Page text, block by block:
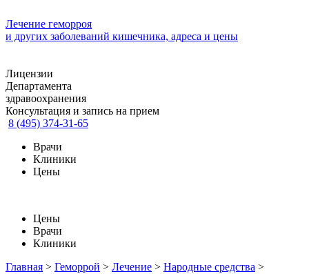
Лечение геморроя
и других заболеваний кишечника, адреса и цены
Лицензии
Департамента
здравоохранения
Консультация и запись на прием
8 (495) 374-31-65
Врачи
Клиники
Цены
Цены
Врачи
Клиники
Главная > Геморрой > Лечение > Народные средства >